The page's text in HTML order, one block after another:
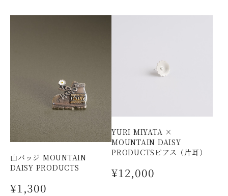
山バッジ MOUNTAIN
DAISY PRODUCTS
¥1,300
YURI MIYATA ×
MOUNTAIN DAISY
PRODUCTSピアス（片耳）
¥12,000